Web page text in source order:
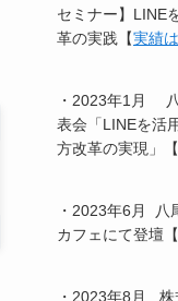
セミナー】LINE
革の実践【実績
・2023年1月
表会「LINEを活
方改革の実現」【
・2023年6月 八
カフェにて登壇【
・2023年8月 株